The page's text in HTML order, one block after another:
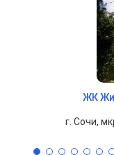
ЖК
г. Сочи,